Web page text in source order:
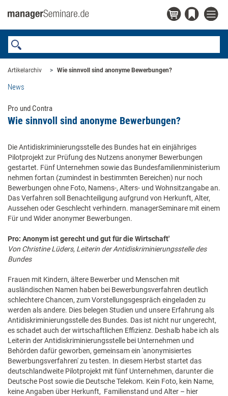
Artikelarchiv Wie sinnvoll sind anonyme Bewerbungen?
News
Pro und Contra
Wie sinnvoll sind anonyme Bewerbungen?
Die Antidiskriminierungsstelle des Bundes hat ein einjähriges
Pilotprojekt zur Prüfung des Nutzens anonymer Bewerbungen
gestartet. Fünf Unternehmen sowie das Bundesfamilienministerium
nehmen fortan (zumindest in bestimmten Bereichen) nur noch
Bewerbungen ohne Foto, Namens-, Alters- und Wohnsitzangabe an.
Das Verfahren soll Benachteiligung aufgrund von Herkunft, Alter,
Aussehen oder Geschlecht verhindern. managerSeminare mit einem
Für und Wider anonymer Bewerbungen.
Pro: Anonym ist gerecht und gut für die Wirtschaft'
Von Christine Lüders, Leiterin der Antidiskriminierungsstelle des
Bundes
Frauen mit Kindern, ältere Bewerber und Menschen mit
ausländischen Namen haben bei Bewerbungsverfahren deutlich
schlechtere Chancen, zum Vorstellungsgespräch eingeladen zu
werden als andere. Dies belegen Studien und unsere Erfahrung als
Antidiskriminierungsstelle des Bundes. Das ist nicht nur ungerecht,
es schadet auch der wirtschaftlichen Effizienz. Deshalb habe ich als
Leiterin der Antidiskriminierungsstelle bei Unternehmen und
Behörden dafür geworben, gemeinsam ein 'anonymisiertes
Bewerbungsverfahren' zu testen. In diesem Herbst startet das
deutschlandweite Pilotprojekt mit fünf Unternehmen, darunter die
Deutsche Post sowie die Deutsche Telekom. Kein Foto, kein Name,
keine Angaben über Herkunft, Familienstand und Alter – hier